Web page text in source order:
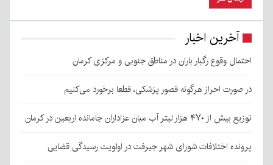
آخرین اخبار
احتمال وقوع رگبار باران در مناطق جنوبی و مرکزی کرمان
در صورت احراز هرگونه قصور پزشکی، قطعا برخورد می‌کنیم
توزیع بیش از ۴۷۰ هزار لیتر آب میان عزاداران جامانده اربعین در کرمان
پرونده اختلافات شورای شهر جیرفت در اولویت رسیدگی قضایی